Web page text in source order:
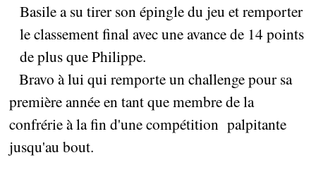
Basile a su tirer son épingle du jeu et remporter
le classement final avec une avance de 14 points
de plus que Philippe.
Bravo à lui qui remporte un challenge pour sa
première année en tant que membre de la
confrérie à la fin d'une compétition palpitante
jusqu'au bout.